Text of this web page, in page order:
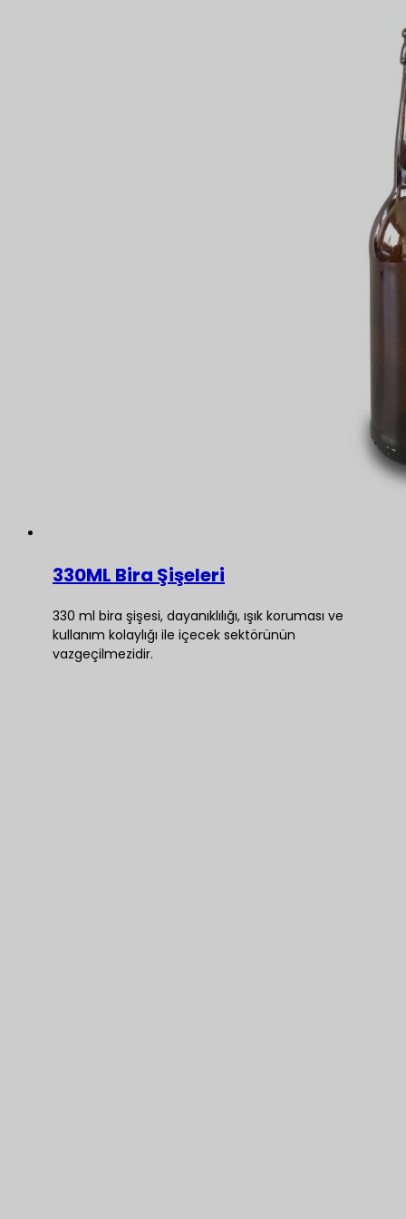
330ML Bira Şişeleri
330 ml bira şişesi, dayanıklılığı, ışık koruması ve
kullanım kolaylığı ile içecek sektörünün
vazgeçilmezidir.